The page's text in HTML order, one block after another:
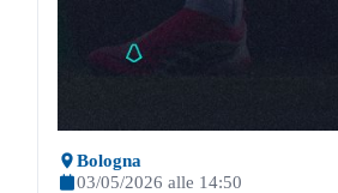
Bologna
03/05/2026 alle 14:50